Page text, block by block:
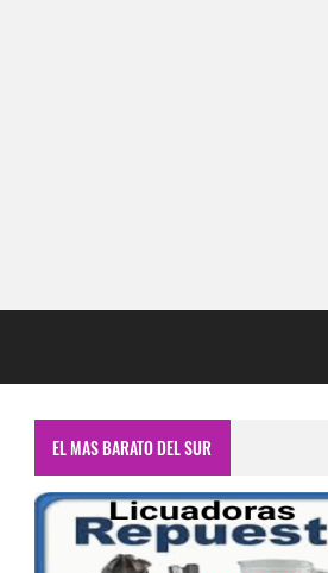
EL MAS BARATO DEL SUR